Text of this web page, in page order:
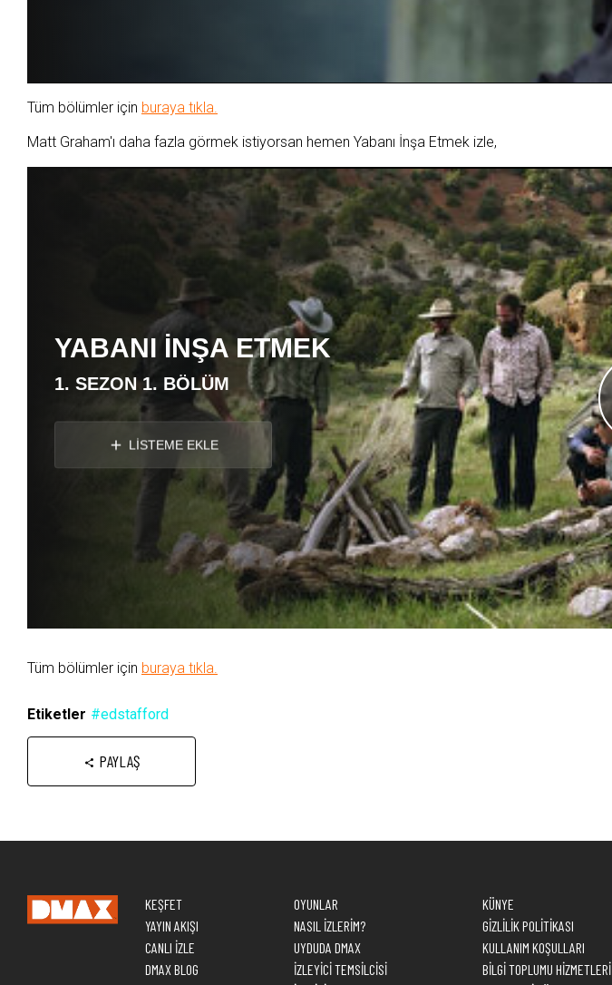
Tüm bölümler için buraya tıkla.
Matt Graham'ı daha fazla görmek istiyorsan hemen Yabanı İnşa Etmek izle,
YABANI İNŞA ETMEK
1. SEZON 1. BÖLÜM
LİSTEME EKLE
Tüm bölümler için buraya tıkla.
Etiketler #edstafford
PAYLAŞ
KEŞFET
YAYIN AKIŞI
CANLI İZLE
DMAX BLOG
OYUNLAR
NASIL İZLERİM?
UYDUDA DMAX
İZLEYİCİ TEMSİLCİSİ
KÜNYE
GİZLİLİK POLİTİKASI
KULLANIM KOŞULLARI
BİLGİ TOPLUMU HİZMETLERİ